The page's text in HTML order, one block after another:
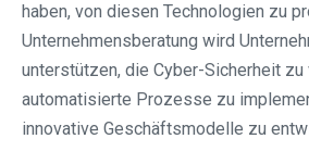
haben, von diesen Technologien zu
Unternehmensberatung wird
unterstützen, die Cyber-Sicherheit zu
automatisierte Prozesse zu
innovative Geschäftsmodelle zu